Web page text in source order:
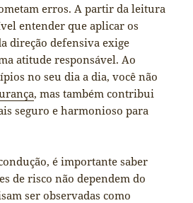
erros. A partir da leitura
entender que aplicar os
direção defensiva exige
atitude responsável. Ao
no seu dia a dia, você não
, mas também contribui
seguro e harmonioso para
é importante saber
de risco não dependem do
ser observadas como